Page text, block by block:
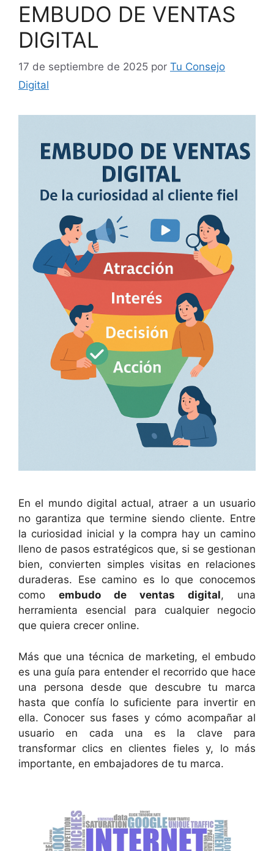
EMBUDO DE VENTAS
DIGITAL
17 de septiembre de 2025 por Tu Consejo
Digital
En el mundo digital actual, atraer a un usuario
no garantiza que termine siendo cliente. Entre
la curiosidad inicial y la compra hay un camino
lleno de pasos estratégicos que, si se gestionan
bien, convierten simples visitas en relaciones
duraderas. Ese camino es lo que conocemos
como embudo de ventas digital, una
herramienta esencial para cualquier negocio
que quiera crecer online.
Más que una técnica de marketing, el embudo
es una guía para entender el recorrido que hace
una persona desde que descubre tu marca
hasta que confía lo suficiente para invertir en
ella. Conocer sus fases y cómo acompañar al
usuario en cada una es la clave para
transformar clics en clientes fieles y, lo más
importante, en embajadores de tu marca.